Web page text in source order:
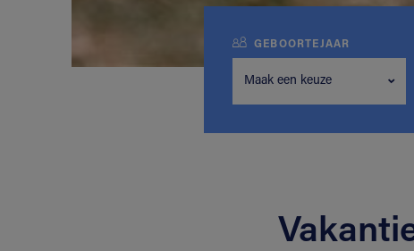
GEBOORTEJAAR
Maak een keuze